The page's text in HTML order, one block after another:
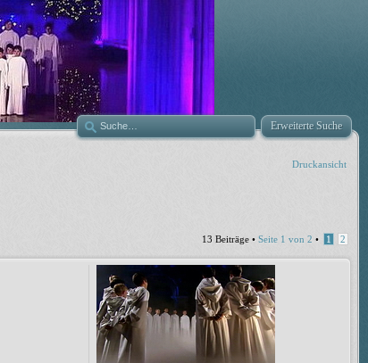
Erweiterte Suche
Druckansicht
13 Beiträge • Seite 1 von 2 • 1 2